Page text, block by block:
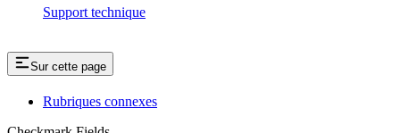
Support technique
Sur cette page
Rubriques connexes